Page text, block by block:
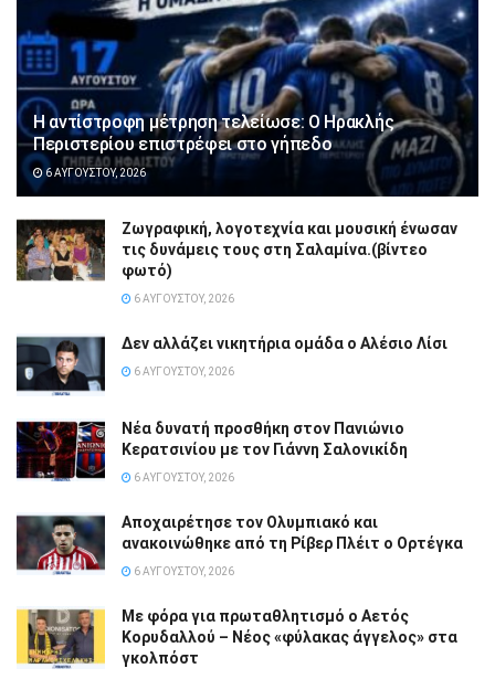
Η αντίστροφη μέτρηση τελείωσε: Ο Ηρακλής
Περιστερίου επιστρέφει στο γήπεδο
6 ΑΥΓΟΎΣΤΟΥ, 2026
Ζωγραφική, λογοτεχνία και μουσική ένωσαν
τις δυνάμεις τους στη Σαλαμίνα.(βίντεο
φωτό)
6 ΑΥΓΟΎΣΤΟΥ, 2026
Δεν αλλάζει νικητήρια ομάδα ο Αλέσιο Λίσι
6 ΑΥΓΟΎΣΤΟΥ, 2026
Νέα δυνατή προσθήκη στον Πανιώνιο
Κερατσινίου με τον Γιάννη Σαλονικίδη
6 ΑΥΓΟΎΣΤΟΥ, 2026
Αποχαιρέτησε τον Ολυμπιακό και
ανακοινώθηκε από τη Ρίβερ Πλέιτ ο Ορτέγκα
6 ΑΥΓΟΎΣΤΟΥ, 2026
Με φόρα για πρωταθλητισμό ο Αετός
Κορυδαλλού – Νέος «φύλακας άγγελος» στα
γκολπόστ